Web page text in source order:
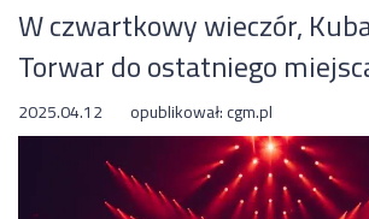
W czwartkowy wieczór,
Torwar do ostatniego
2025.04.12 opublikował:cgm.pl